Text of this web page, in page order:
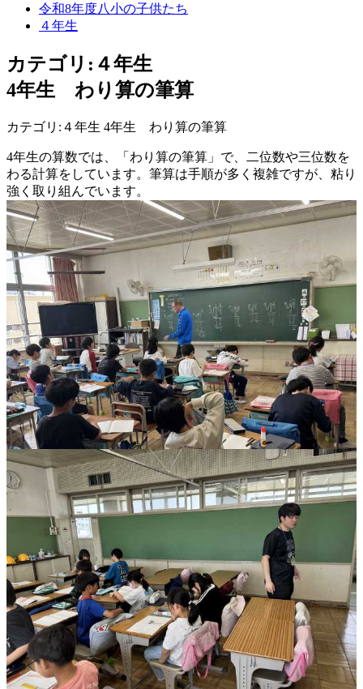
令和8年度八小の子供たち
４年生
カテゴリ:４年生
4年生 わり算の筆算
カテゴリ:４年生 4年生 わり算の筆算
4年生の算数では、「わり算の筆算」で、二位数や三位数を
わる計算をしています。筆算は手順が多く複雑ですが、粘り
強く取り組んでいます。